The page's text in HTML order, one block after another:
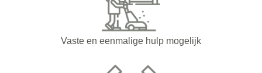
Vaste en eenmalige hulp mogelijk